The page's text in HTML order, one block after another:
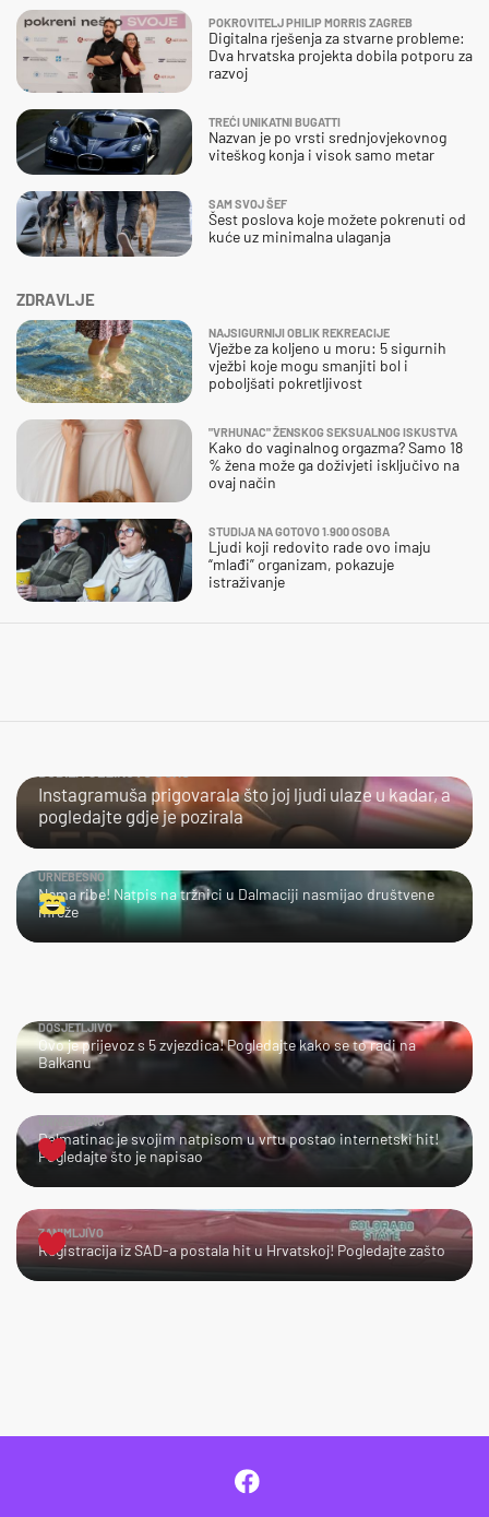
ZDRAVLJE
NAJSIGURNIJI OBLIK REKREACIJE
Vježbe za koljeno u moru: 5 sigurnih
vježbi koje mogu smanjiti bol i
poboljšati pokretljivost
"VRHUNAC" ŽENSKOG SEKSUALNOG ISKUSTVA
Kako do vaginalnog orgazma? Samo 18
% žena može ga doživjeti isključivo na
ovaj način
STUDIJA NA GOTOVO 1.900 OSOBA
Ljudi koji redovito rade ovo imaju
“mlađi” organizam, pokazuje
istraživanje
POKROVITELJ PHILIP MORRIS ZAGREB
Digitalna rješenja za stvarne probleme:
Dva hrvatska projekta dobila potporu za
razvoj
TREĆI UNIKATNI BUGATTI
Nazvan je po vrsti srednjovjekovnog
viteškog konja i visok samo metar
SAM SVOJ ŠEF
Šest poslova koje možete pokrenuti od
kuće uz minimalna ulaganja
Instagramuša prigovarala što joj ljudi ulaze u kadar, a
pogledajte gdje je pozirala
URNEBESNO
Nema ribe! Natpis na tržnici u Dalmaciji nasmijao društvene
mreže
DOSJETLJIVO
Ovo je prijevoz s 5 zvjezdica! Pogledajte kako se to radi na
Balkanu
URNEBESNO
Dalmatinac je svojim natpisom u vrtu postao internetski hit!
Pogledajte što je napisao
ZANIMLJIVO
Registracija iz SAD-a postala hit u Hrvatskoj! Pogledajte zašto